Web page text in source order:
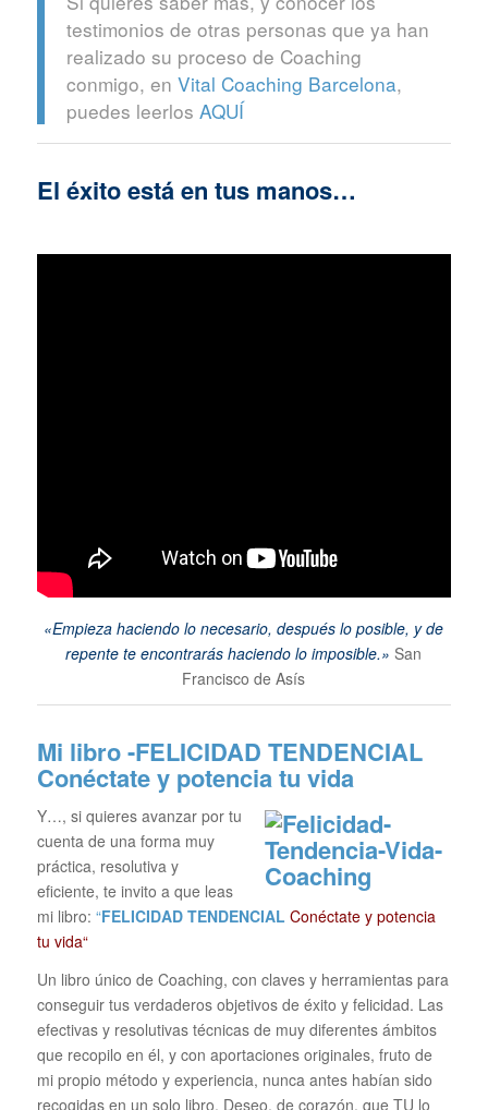
testimonios de otras personas que ya han
realizado su proceso de Coaching
conmigo, en Vital Coaching Barcelona,
puedes leerlos AQUÍ
El éxito está en tus manos…
«Empieza haciendo lo necesario, después lo posible, y de
repente te encontrarás haciendo lo imposible.» San
Francisco de Asís
Mi libro -FELICIDAD TENDENCIAL
Conéctate y potencia tu vida
Y…, si quieres avanzar por tu
cuenta de una forma muy
práctica, resolutiva y
eficiente, te invito a que leas
mi libro: “FELICIDAD TENDENCIAL Conéctate y potencia
tu vida“
Un libro único de Coaching, con claves y herramientas para
conseguir tus verdaderos objetivos de éxito y felicidad. Las
efectivas y resolutivas técnicas de muy diferentes ámbitos
que recopilo en él, y con aportaciones originales, fruto de
mi propio método y experiencia, nunca antes habían sido
recogidas en un solo libro. Deseo, de corazón, que TU lo